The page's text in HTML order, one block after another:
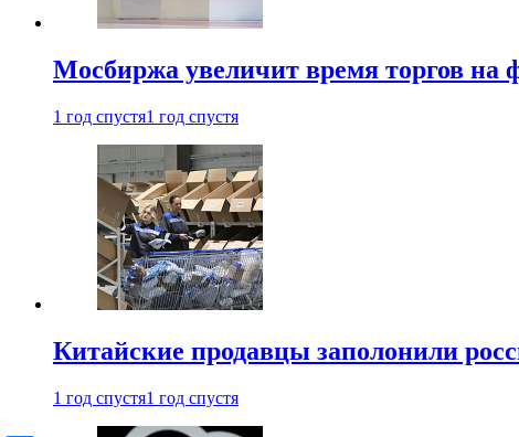
Мосбиржа увеличит время торгов на
1 год спустя1 год спустя
Китайские продавцы заполонили
1 год спустя1 год спустя